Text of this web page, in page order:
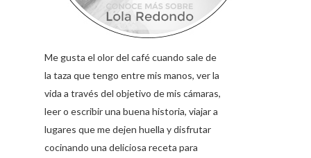
Me gusta el olor del café cuando sale de
la taza que tengo entre mis manos, ver la
vida a través del objetivo de mis cámaras,
leer o escribir una buena historia, viajar a
lugares que me dejen huella y disfrutar
cocinando una deliciosa receta para